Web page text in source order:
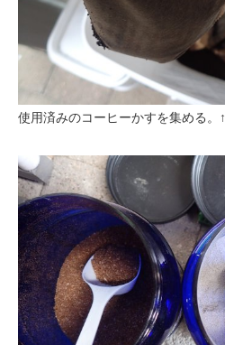
使用済みのコーヒーかすを集める。↑